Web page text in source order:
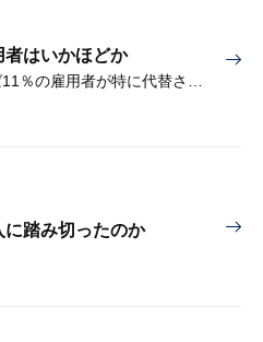
はいかほどか
踏み切ったのか